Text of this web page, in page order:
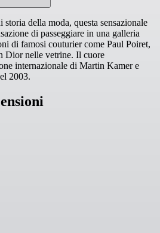
della moda, questa sensazionale
di passeggiare in una galleria
di famosi couturier come Paul Poiret,
Dior nelle vetrine. Il cuore
internazionale di Martin Kamer e
2003.